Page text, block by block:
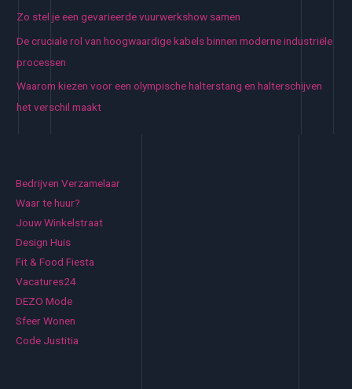
Zo stel je een gevarieerde vuurwerkshow samen
De cruciale rol van hoogwaardige kabels binnen moderne industriële
processen
Waarom kiezen voor een olympische halterstang en halterschijven
het verschil maakt
Bedrijven Verzamelaar
Waar te huur?
Jouw Winkelstraat
Design Huis
Fit & Food Fiesta
Vacatures24
DEZO Mode
Sfeer Wonen
Code Justitia